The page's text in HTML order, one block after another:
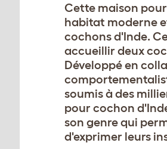
Cette maison
habitat moderne
cochons d'Inde.
accueillir deux
Développé en
soumis à des
pour cochon
son genre qui
d'exprimer leurs